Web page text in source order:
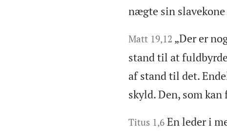
nægte sin
Matt 19,12 „Der er
stand til at
af stand til det.
skyld. Den, som
Titus 1,6 En leder i